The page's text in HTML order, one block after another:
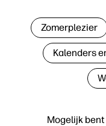
Mogelijk
Zomerplezier
Kalenders